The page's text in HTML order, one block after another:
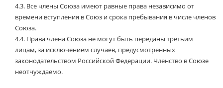
4.3. Все члены Союза имеют равные права независимо от
времени вступления в Союз и срока пребывания в числе членов
Союза.
4.4. Права члена Союза не могут быть переданы третьим
лицам, за исключением случаев, предусмотренных
законодательством Российской Федерации. Членство в Союзе
неотчуждаемо.